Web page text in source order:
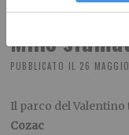
Mille
PUBBLICATO IL 26
Il parco del
Cozac